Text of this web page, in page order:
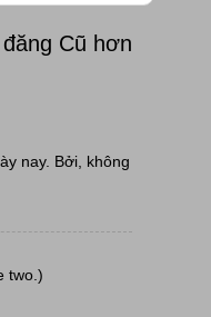
Cũ hơn
nay. Bởi, không
two.)